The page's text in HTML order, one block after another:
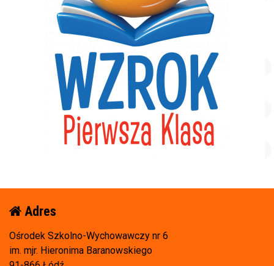
Adres
Ośrodek Szkolno-Wychowawczy nr 6
im. mjr. Hieronima Baranowskiego